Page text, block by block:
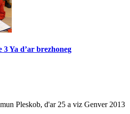
Ya d’ar brezhoneg
Pleskob, d'ar 25 a viz Genver 2013